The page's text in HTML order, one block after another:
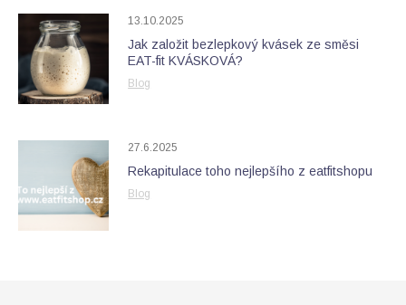
13.10.2025
Jak založit bezlepkový kvásek ze směsi
EAT-fit KVÁSKOVÁ?
Blog
27.6.2025
Rekapitulace toho nejlepšího z eatfitshopu
Blog